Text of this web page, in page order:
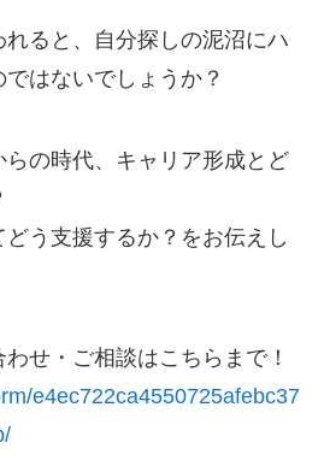
れると、自分探しの泥沼にハ
はないでしょうか？
の時代、キャリア形成とど
う支援するか？をお伝えし
せ・ご相談はこちらまで！
e4ec722ca4550725afebc37